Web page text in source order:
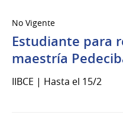
No Vigente
Estudiante para
maestría
IIBCE | Hasta el 15/2